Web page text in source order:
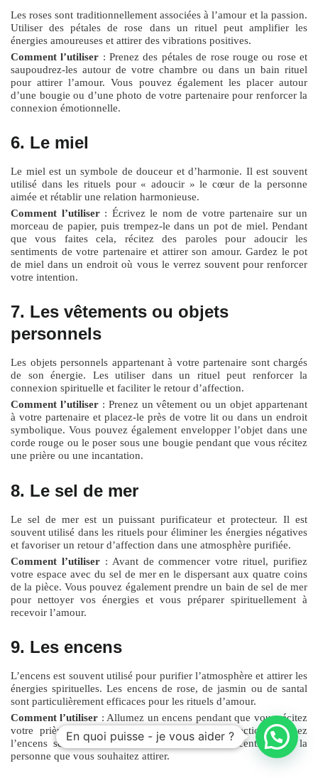
Les roses sont traditionnellement associées à l’amour et la passion.
Utiliser des pétales de rose dans un rituel peut amplifier les
énergies amoureuses et attirer des vibrations positives.
Comment l’utiliser : Prenez des pétales de rose rouge ou rose et
saupoudrez-les autour de votre chambre ou dans un bain rituel
pour attirer l’amour. Vous pouvez également les placer autour
d’une bougie ou d’une photo de votre partenaire pour renforcer la
connexion émotionnelle.
6. Le miel
Le miel est un symbole de douceur et d’harmonie. Il est souvent
utilisé dans les rituels pour « adoucir » le cœur de la personne
aimée et rétablir une relation harmonieuse.
Comment l’utiliser: Écrivez le nom de votre partenaire sur un
morceau de papier, puis trempez-le dans un pot de miel. Pendant
que vous faites cela, récitez des paroles pour adoucir les
sentiments de votre partenaire et attirer son amour. Gardez le pot
de miel dans un endroit où vous le verrez souvent pour renforcer
votre intention.
7. Les vêtements ou objets
personnels
Les objets personnels appartenant à votre partenaire sont chargés
de son énergie. Les utiliser dans un rituel peut renforcer la
connexion spirituelle et faciliter le retour d’affection.
Comment l’utiliser: Prenez un vêtement ou un objet appartenant
à votre partenaire et placez-le près de votre lit ou dans un endroit
symbolique. Vous pouvez également envelopper l’objet dans une
corde rouge ou le poser sous une bougie pendant que vous récitez
une prière ou une incantation.
8. Le sel de mer
Le sel de mer est un puissant purificateur et protecteur. Il est
souvent utilisé dans les rituels pour éliminer les énergies négatives
et favoriser un retour d’affection dans une atmosphère purifiée.
Comment l’utiliser: Avant de commencer votre rituel, purifiez
votre espace avec du sel de mer en le dispersant aux quatre coins
de la pièce. Vous pouvez également prendre un bain de sel de mer
pour nettoyer vos énergies et vous préparer spirituellement à
recevoir l’amour.
9. Les encens
L’encens est souvent utilisé pour purifier l’atmosphère et attirer les
énergies spirituelles. Les encens de rose, de jasmin ou de santal
sont particulièrement efficaces pour les rituels d’amour.
Comment l’utiliser : Allumez un encens pendant que vous récitez
votre prière ou incantation pour le retour d’affection. Laissez
l’encens se consumer entièrement, en vous concentrant sur la
personne que vous souhaitez attirer.
En quoi puisse - je vous aider ?